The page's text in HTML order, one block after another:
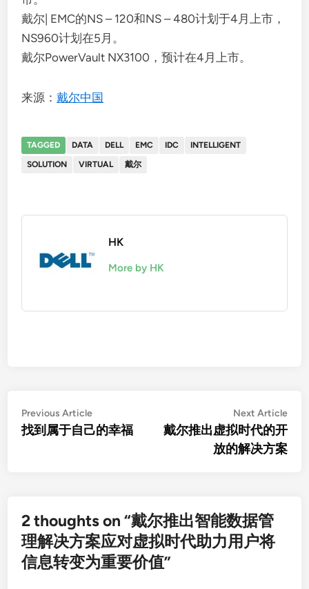
戴尔| EMC的NS – 120和NS – 480计划于4月上市，
NS960计划在5月。
戴尔PowerVault NX3100，预计在4月上市。
来源：戴尔中国
TAGGED DATA DELL EMC IDC
INTELLIGENT
SOLUTION
VIRTUAL 戴尔
HK
More by HK
Post
navigation
Previous ArticlePrevious
article:
找到属于自己的幸福
Next Article
戴尔推出虚拟时代的开
放的解决方案
2 thoughts on “戴尔推出智能数据管
理解决方案应对虚拟时代助力用户将
信息转变为重要价值”